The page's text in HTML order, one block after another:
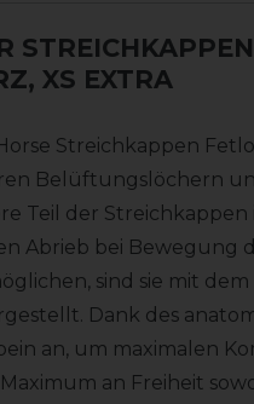
XS EXTRA
Streichkappen
Belüftungslöchern
Teil der Streichkappen
Abrieb bei Bewegung
sind sie mit
Dank des
an, um maximalen
an Freiheit